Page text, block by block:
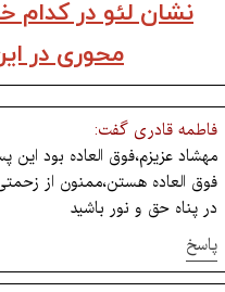
نشان لئو در کدام
محوری در
فاطمه قادری گفت:
مهشاد عزیزم،فوق العاده بود
فوق العاده هستن،ممنون از
در پناه حق و نور باشید
پاسخ